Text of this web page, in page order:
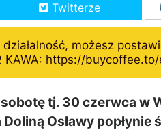
Twitterze
działalność, możesz
KAWA: https://
tj. 30 czerwca w
Osławy